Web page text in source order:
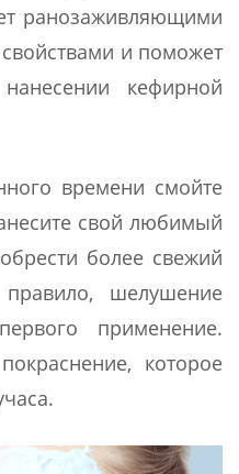
ранозаживляющими
и поможет
кефирной
времени смойте
свой любимый
более свежий
шелушение
применение.
которое